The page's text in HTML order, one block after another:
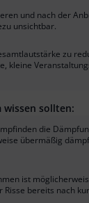
und nach der
unsichtbar.
zu
kleine
wissen sollten:
die
übermäßig
ist
Risse bereits nach